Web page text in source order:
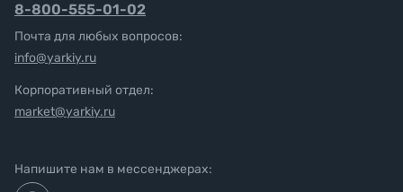
8-800-555-01-02
Почта для любых вопросов:
info@yarkiy.ru
Корпоративный отдел:
market@yarkiy.ru
Напишите нам в мессенджерах: